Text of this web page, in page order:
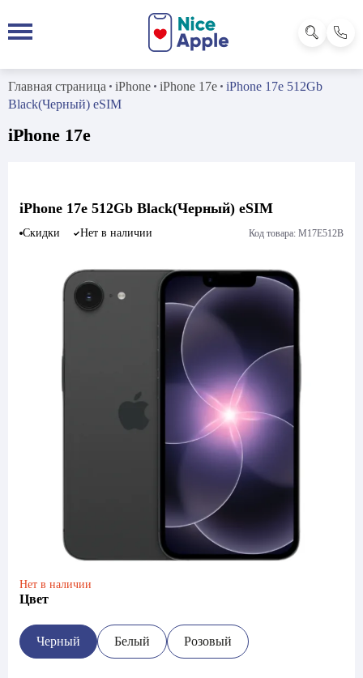
Главная страница iPhone iPhone 17e
iPhone 17e 512Gb
Black(Черный) eSIM
iPhone 17e
iPhone 17e 512Gb Black(Черный) eSIM
Скидки Нет в наличии Код товара: M17E512B
Нет в наличии
Цвет
Черный Белый Розовый